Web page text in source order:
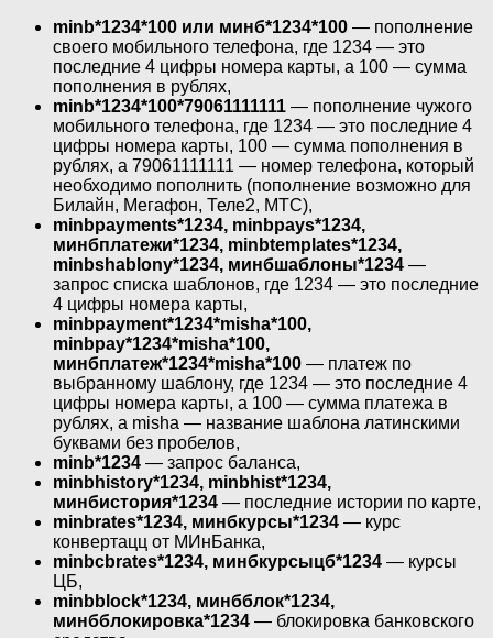
minb*1234*100 или минб*1234*100 — пополнение
своего мобильного телефона, где 1234 — это
последние 4 цифры номера карты, а 100 — сумма
пополнения в рублях,
minb*1234*100*79061111111 — пополнение чужого
мобильного телефона, где 1234 — это последние 4
цифры номера карты, 100 — сумма пополнения в
рублях, а 79061111111 — номер телефона, который
необходимо пополнить (пополнение возможно для
Билайн, Мегафон, Теле2, МТС),
minbpayments*1234, minbpays*1234,
минбплатежи*1234, minbtemplates*1234,
minbshablony*1234, минбшаблоны*1234 —
запрос списка шаблонов, где 1234 — это последние
4 цифры номера карты,
minbpayment*1234*misha*100,
minbpay*1234*misha*100,
минбплатеж*1234*misha*100 — платеж по
выбранному шаблону, где 1234 — это последние 4
цифры номера карты, а 100 — сумма платежа в
рублях, а misha — название шаблона латинскими
буквами без пробелов,
minb*1234 — запрос баланса,
minbhistory*1234, minbhist*1234,
минбистория*1234 — последние истории по карте,
minbrates*1234, минбкурсы*1234 — курс
конвертацц от МИнБанка,
minbcbrates*1234, минбкурсыцб*1234 — курсы
ЦБ,
minbblock*1234, минбблок*1234,
минбблокировка*1234 — блокировка банковского